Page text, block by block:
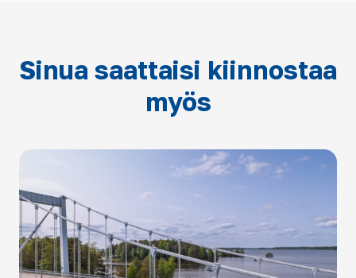
Sinua saattaisi kiinnostaa
myös